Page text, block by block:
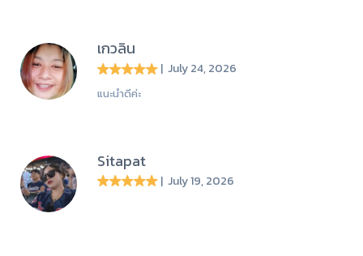
เกวลิน
| July 24, 2026
แนะนำดีค่ะ
Sitapat
| July 19, 2026